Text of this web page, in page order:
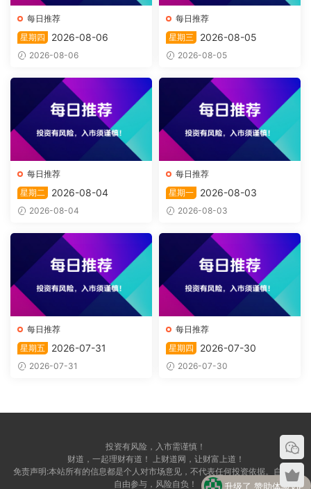
每日推荐
星期四
2026-08-06
2026-08-06
每日推荐
星期三
2026-08-05
2026-08-05
每日推荐
星期二
2026-08-04
2026-08-04
每日推荐
星期一
2026-08-03
2026-08-03
每日推荐
星期五
2026-07-31
2026-07-31
每日推荐
星期四
2026-07-30
2026-07-30
投资有风险，入市需谨慎！
财道，一起理财有道！ 上财道网，让财富上道！
免责声明:本站所有的信息都是个人对市场意见，不代表任何投资依据。自愿，
自由参与，风险自负！
升级了 赞助体验VIP